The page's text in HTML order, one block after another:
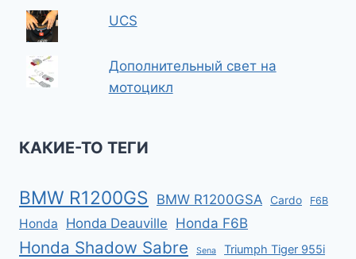
UCS
Дополнительный свет на
мотоцикл
КАКИЕ-ТО ТЕГИ
BMW R1200GS BMW R1200GSA Cardo F6B
Honda Honda Deauville Honda F6B
Honda Shadow Sabre Sena Triumph Tiger 955i